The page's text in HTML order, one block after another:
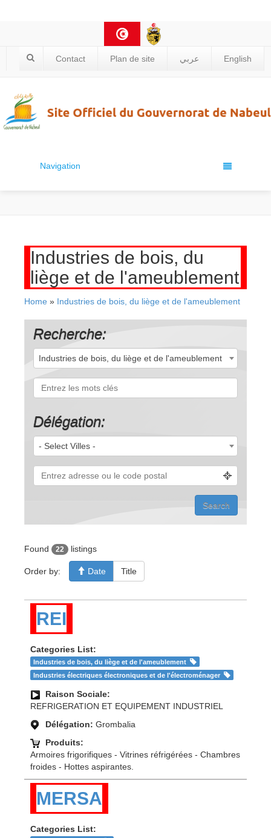
Contact Plan de site عربي English
Navigation
Industries de bois, du
liège et de l'ameublement
Home » Industries de bois, du liège et de l'ameublement
Recherche:
Industries de bois, du liège et de l'ameublement
(22)
Délégation:
- Select Villes -
Found 22 listings
Order by: Date Title
REI
Categories List:
Industries de bois, du liège et de l'ameublement
Industries électriques électroniques et de l'électroménager
Raison Sociale:
REFRIGERATION ET EQUIPEMENT INDUSTRIEL
Délégation: Grombalia
Produits:
Armoires frigorifiques - Vitrines réfrigérées - Chambres
froides - Hottes aspirantes.
MERSA
Categories List: